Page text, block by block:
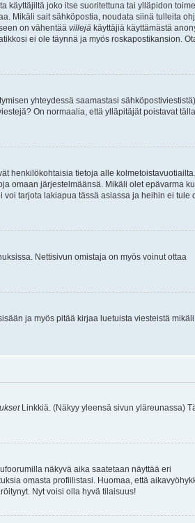
käyttäjiltä joko itse suoritettuna tai ylläpidon
Mikäli sait sähköpostia, noudata siinä tulleita
on vähentää villejä käyttäjiä käyttämästä
ei ole täynnä ja myös roskapostikansion.
yhteydessä saamastasi
On normaalia, että ylläpitäjät poistavat
henkilökohtaisia tietoja alle kolmetoistavuotiailta.
omaan järjestelmäänsä. Mikäli olet epävarma
tarjota lakiapua tässä asiassa ja heihin ei tule
Nettisivun omistaja on myös voinut ottaa
ja myös pitää kirjaa luetuista viesteistä mikäli
Linkkiä. (Näkyy yleensä sivun yläreunassa)
näkyvä aika saatetaan näyttää eri
omasta profiilistasi. Huomaa, että
Nyt voisi olla hyvä tilaisuus!